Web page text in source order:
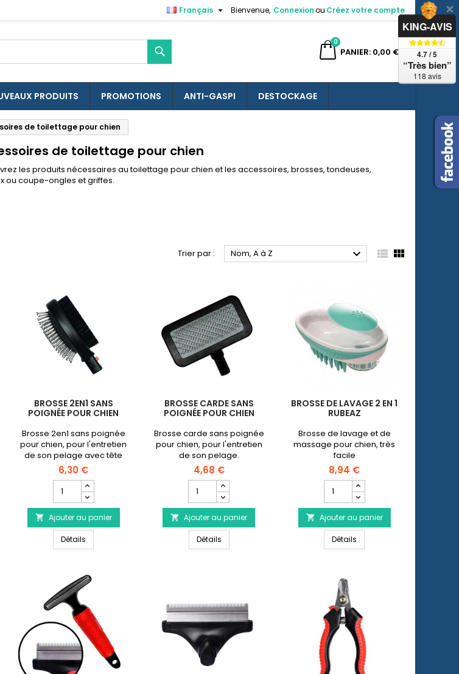
Bienvenue, Connexionou Créez votre compte
Français 
PANIER
0
0,00 €
PRODUITS PROMOTIONS ANTI-GASPI DESTOCKAGE
de toilettage pour chien
de toilettage pour chien
les produits nécessaires au toilettage pour chien et les accessoires, brosses, tondeuses,
ou coupe-ongles et griffes.
Trier par : Nom, A à Z   
chien
BROSSE 2EN1 SANS
POIGNÉE POUR CHIEN
Brosse 2en1 sans poignée
pour chien, pour l'entretien
de son pelage avec tête
double-face
interchangeable.
6,30 €
quantité
du
produit
Brosse
2en1
sans
chien
 Ajouter au panier
Détails Brosse 2en1 sans poignée pour chien
BROSSE CARDE SANS
POIGNÉE POUR CHIEN
Brosse carde sans poignée
pour chien, pour l'entretien
de son pelage.
4,68 €
quantité
du
produit
Brosse
carde
sans
 Ajouter au panier
DétailsBrosse carde sans poignée pour chien
BROSSE DE LAVAGE 2 EN 1
RUBEAZ
Brosse de lavage et de
massage pour chien, très
facile
d'utilisation.Dimensions : 11,5
x 7,5 cm
8,94 €
quantité
du
produit
Brosse
de
lavage
RUBEAZ
 Ajouter au panier
Détails
liste
d'envies
Annuler Créer une liste d'envies
pour ajouter des produits à votre liste
KING-AVIS
4.7 / 5
“Très bien”
118 avis